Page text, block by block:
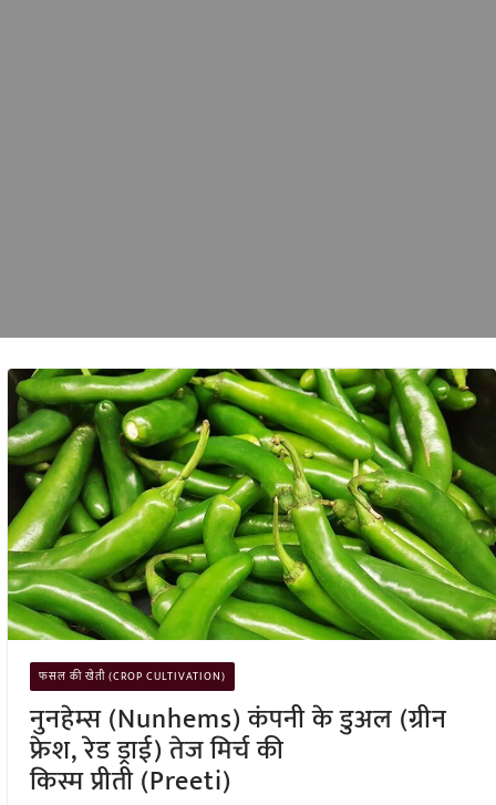
फसल की खेती (CROP CULTIVATION)
नुनहेम्स (Nunhems) कंपनी के डुअल (ग्रीन
फ्रेश, रेड ड्राई) तेज मिर्च की
किस्म प्रीती (Preeti)